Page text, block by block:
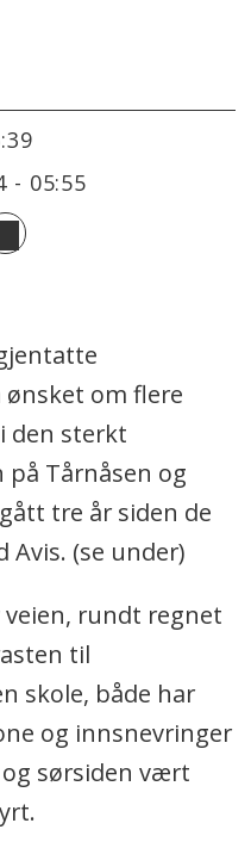
- 05:55
om flere
den sterkt
Tårnåsen og
tre år siden de
Avis. (se under)
rundt regnet
til
skole, både har
og innsnevringer
sørsiden vært